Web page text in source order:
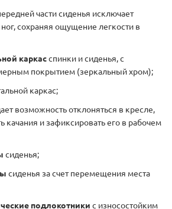
части сиденья исключает
сохраняя ощущение легкости в
каркасспинки и сиденья, с
покрытием (зеркальный хром);
каркас;
возможность отклоняться в кресле,
качания и зафиксировать его в рабочем
сиденья;
сиденья за счет перемещения места
подлокотники с износостойким